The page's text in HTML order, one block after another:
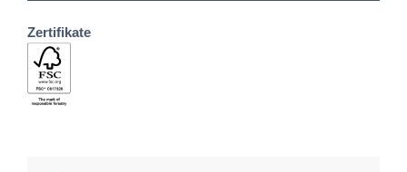
Zertifikate